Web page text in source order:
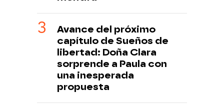
Avance del próximo
capítulo de Sueños de
libertad: Doña Clara
sorprende a Paula con
una inesperada
propuesta